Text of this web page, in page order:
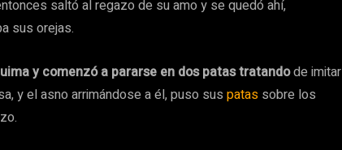
saltó al regazo de su amo y se quedó ahí,
sus orejas.
y comenzó a pararse en dos patas tratandode imitar
y el asno arrimándose a él, puso sus patas sobre los